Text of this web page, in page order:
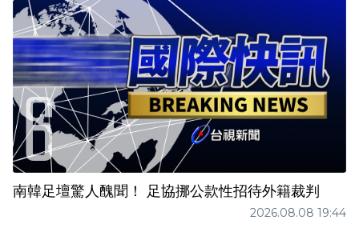
南韓足壇驚人醜聞！ 足協挪公款性招待外籍裁判
2026.08.08 19:44